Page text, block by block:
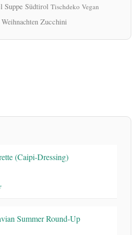
Suppe Südtirol Tischdeko Vegan
Weihnachten Zucchini
(Caipi-Dressing)
Summer Round-Up